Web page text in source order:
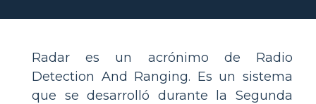
Radar es un acrónimo de Radio
Detection And Ranging. Es un sistema
que se desarrolló durante la Segunda